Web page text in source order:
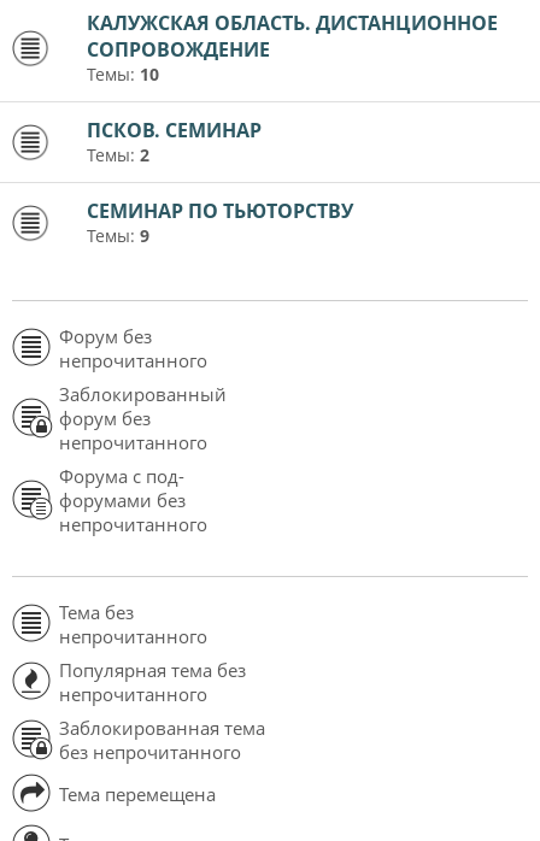
КАЛУЖСКАЯ ОБЛАСТЬ. ДИСТАНЦИОННОЕ
СОПРОВОЖДЕНИЕ
Темы: 10
ПСКОВ. СЕМИНАР
Темы: 2
СЕМИНАР ПО ТЬЮТОРСТВУ
Темы: 9
Форум без
непрочитанного
Заблокированный
форум без
непрочитанного
Форума с под-
форумами без
непрочитанного
Тема без
непрочитанного
Популярная тема без
непрочитанного
Заблокированная тема
без непрочитанного
Тема перемещена